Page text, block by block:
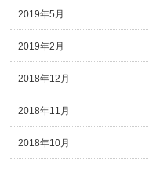
2019年5月
2019年2月
2018年12月
2018年11月
2018年10月